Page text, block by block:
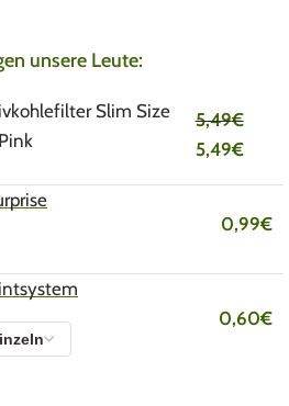
unsere Leute:
Slim Size
5,49€
5,49€
0,99€
0,60€